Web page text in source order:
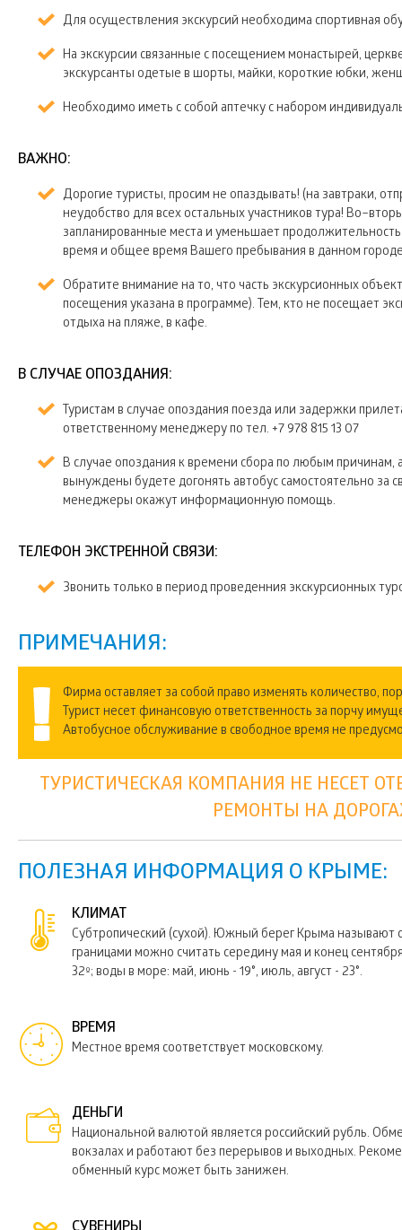
Для осуществления экскурсий необходима спортивная
На экскурсии связанные с посещением монастырей,
экскурсанты одетые в шорты, майки, короткие юбки,
Необходимо иметь с собой аптечку с набором
ВАЖНО:
Дорогие туристы, просим не опаздывать! (на завтраки,
неудобство для всех остальных участников тура!
запланированные места и уменьшает
время и общее время Вашего пребывания в данном
Обратите внимание на то, что часть экскурсионных
посещения указана в программе). Тем, кто не посещает
отдыха на пляже, в кафе.
В СЛУЧАЕ ОПОЗДАНИЯ:
Туристам в случае опоздания поезда или задержки
ответственному менеджеру по тел. +7 978 815 13 07
В случае опоздания к времени сбора по любым причинам,
вынуждены будете догонять автобус самостоятельно за
менеджеры окажут информационную помощь.
ТЕЛЕФОН ЭКСТРЕННОЙ СВЯЗИ:
Звонить только в период проведенния экскурсионных
ПРИМЕЧАНИЯ:
Фирма оставляет за собой право изменять количество,
Турист несет финансовую ответственность за порчу
Автобусное обслуживание в свободное время не
ТУРИСТИЧЕСКАЯ КОМПАНИЯ НЕ НЕСЕТ
РЕМОНТЫ НА
ПОЛЕЗНАЯ ИНФОРМАЦИЯ О КРЫМЕ:
КЛИМАТ
Субтропический (сухой). Южный берег Крыма называют
границами можно считать середину мая и конец
32º; воды в море: май, июнь - 19˚, июль, август - 23˚.
ВРЕМЯ
Местное время соответствует московскому.
ДЕНЬГИ
Национальной валютой является российский рубль.
вокзалах и работают без перерывов и выходных.
обменный курс может быть занижен.